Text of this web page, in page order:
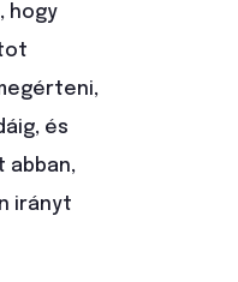
hogy
és
abban,
irányt